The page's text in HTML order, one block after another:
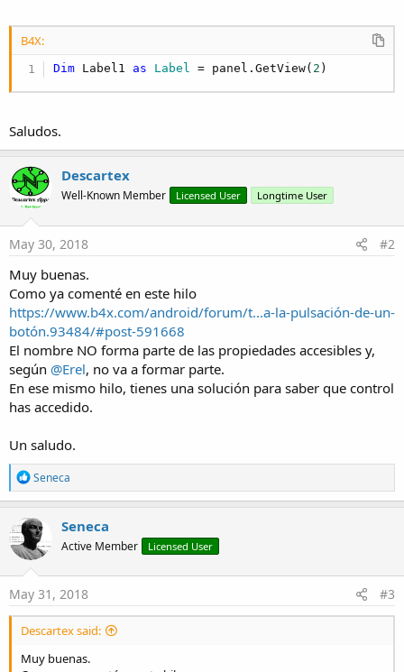
B4X:
Dim Label1 as Label = panel.GetView( 2 )
Saludos.
Descartex
Well-Known Member Licensed User Longtime User
May 30, 2018 #2
Muy buenas.
Como ya comenté en este hilo
https://www.b4x.com/android/forum/t...a-la-pulsación-de-un-
botón.93484/#post-591668
El nombre NO forma parte de las propiedades accesibles y,
según @Erel, no va a formar parte.
En ese mismo hilo, tienes una solución para saber que control
has accedido.
Un saludo.
R
e
a
c
t
i
o
n
s
Seneca
Seneca
Active Member Licensed User
May 31, 2018 #3
Descartex said:
Muy buenas.